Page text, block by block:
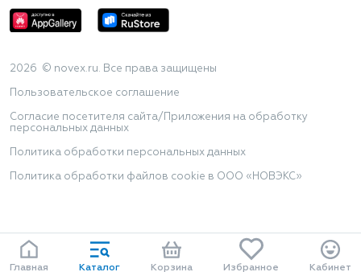
2026 © novex.ru. Все права защищены
Пользовательское соглашение
Согласие посетителя сайта/Приложения на обработку
персональных данных
Политика обработки персональных данных
Политика обработки файлов cookie в ООО «НОВЭКС»
Главная Каталог Корзина Избранное Кабинет